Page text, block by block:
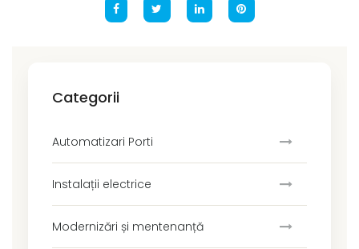
Categorii
Automatizari Porti
Instalații electrice
Modernizări și mentenanță